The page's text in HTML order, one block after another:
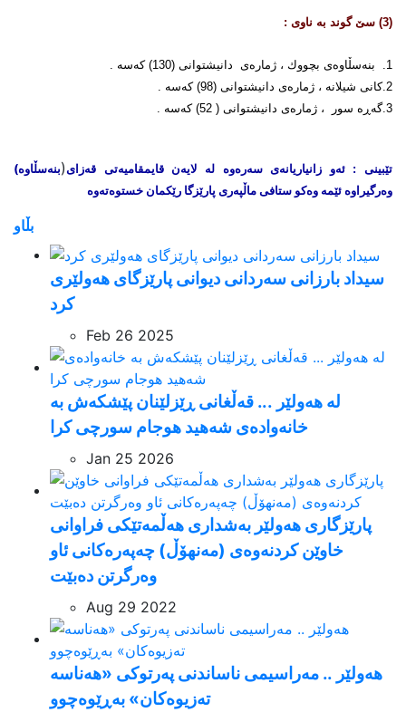
(3) سێ‌ گوند بە ناوی :
1. بنەسڵاوەی بچووك ، ژمارەی دانیشتوانی (130) كەسە .
2.كانی شیلانە ، ژمارەی دانیشتوانی (98) كەسە .
3.گەڕە سور ، ژمارەی دانیشتوانی ( 52) كەسە .
تێبینی : ئه‌و زانیاریانه‌ی سه‌ره‌وه‌ له‌ لایه‌نقایمقامیەتی قەزای(بنەسڵاوە)
وه‌رگیراوه‌ ئێمه‌ وه‌کو ستافی ماڵپه‌ری پارێزگا رێکمان خستوه‌ته‌وه‌
بڵاو
سیداد بارزانی سەردانی دیوانی پارێزگای هەولێری
کرد
Feb 26 2025
لە هەولێر ... قەڵغانی ڕێزلێنان پێشکەش بە
خانەوادەی شەهید هوجام سورچی كرا
Jan 25 2026
پارێزگاری هەولێر بەشداری ھەڵمەتێکی فراوانی
خاوێن کردنەوەی (مەنهۆڵ) چەپەرەکانی ئاو
وەرگرتن دەبێت
Aug 29 2022
هەولێر .. مەراسیمی ناساندنی پەرتوکی «هەناسە
تەزیوەکان» بەڕێوەچوو